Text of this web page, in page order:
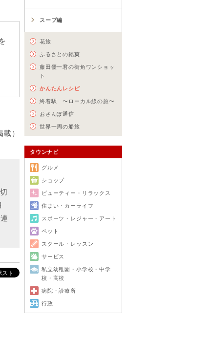
スープ編
花旅
ふるさとの銘菓
藤田優一君の街角ワンショッ
ト
かんたんレシピ
終着駅 〜ローカル線の旅〜
おさんぽ通信
世界一周の船旅
タウンナビ
グルメ
ショップ
ビューティー・リラックス
住まい・カーライフ
スポーツ・レジャー・アート
ペット
スクール・レッスン
サービス
私立幼稚園・小学校・中学
校・高校
病院・診療所
行政
）